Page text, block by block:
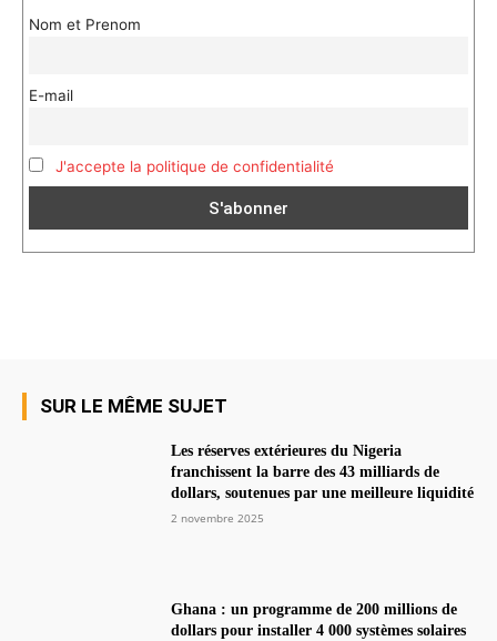
Nom et Prenom
E-mail
J'accepte la politique de confidentialité
SUR LE MÊME SUJET
Les réserves extérieures du Nigeria
franchissent la barre des 43 milliards de
dollars, soutenues par une meilleure liquidité
2 novembre 2025
Ghana : un programme de 200 millions de
dollars pour installer 4 000 systèmes solaires